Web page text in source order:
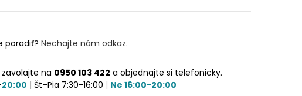
poradiť? Nechajte nám odkaz.
na 0950 103 422 a objednajte si telefonicky.
20:00 | Št–Pia 7:30-16:00 | Ne 16:00-20:00